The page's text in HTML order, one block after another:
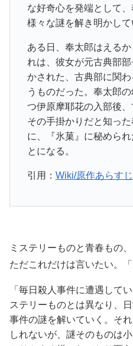
な好奇心を発端として
様々な謎を解き明かして
ある日、奉太郎はえる
れは、彼女が元古典部
かされた、古典部に関
うものだった。奉太郎
つ伊原摩耶花の入部後
その手掛かりだと知っ
に、『氷菓』に秘めら
とになる。
引用： Wiki/原作あらすじ
ミステリーものと青春もの
ただこれだけは言いたい。「
「毎日殺人事件に遭遇して
ステリーものとは異なり、
事件の謎を解いていく。そ
しれないが、謎そのものは